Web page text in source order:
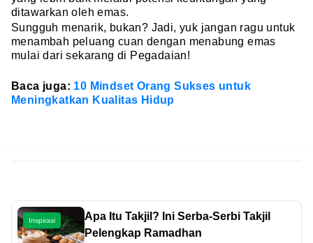
ditawarkan oleh emas.
Sungguh menarik, bukan? Jadi, yuk jangan ragu untuk
menambah peluang cuan dengan menabung emas
mulai dari sekarang di Pegadaian!
Baca juga: 10 Mindset Orang Sukses untuk
Meningkatkan Kualitas Hidup
Inspirasi
Apa Itu Takjil? Ini Serba-Serbi Takjil
Pelengkap Ramadhan